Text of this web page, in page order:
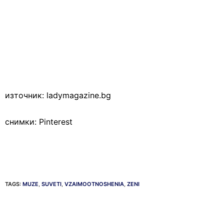
източник: ladymagazine.bg
снимки: Pinterest
TAGS: MUZE, SUVETI, VZAIMOOTNOSHENIA, ZENI